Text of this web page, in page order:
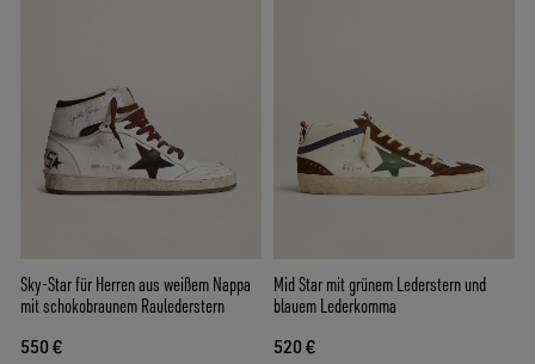
Sky-Star für Herren aus weißem Nappa
mit schokobraunem Raulederstern
550 €
Mid Star mit grünem Lederstern und
blauem Lederkomma
520 €